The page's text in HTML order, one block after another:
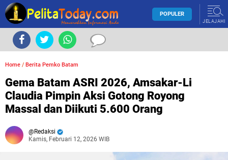
POPULER
JELAJAHI
Home / Berita Pemko Batam
Gema Batam ASRI 2026, Amsakar-Li
Claudia Pimpin Aksi Gotong Royong
Massal dan Diikuti 5.600 Orang
Redaksi
Kamis, Februari 12, 2026 WIB